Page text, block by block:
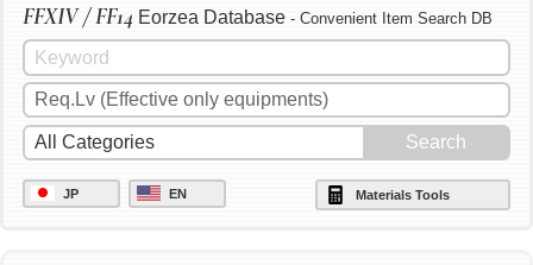
FFXIV / FF14 Eorzea Database - Convenient Item Search DB
JP EN Materials Tools